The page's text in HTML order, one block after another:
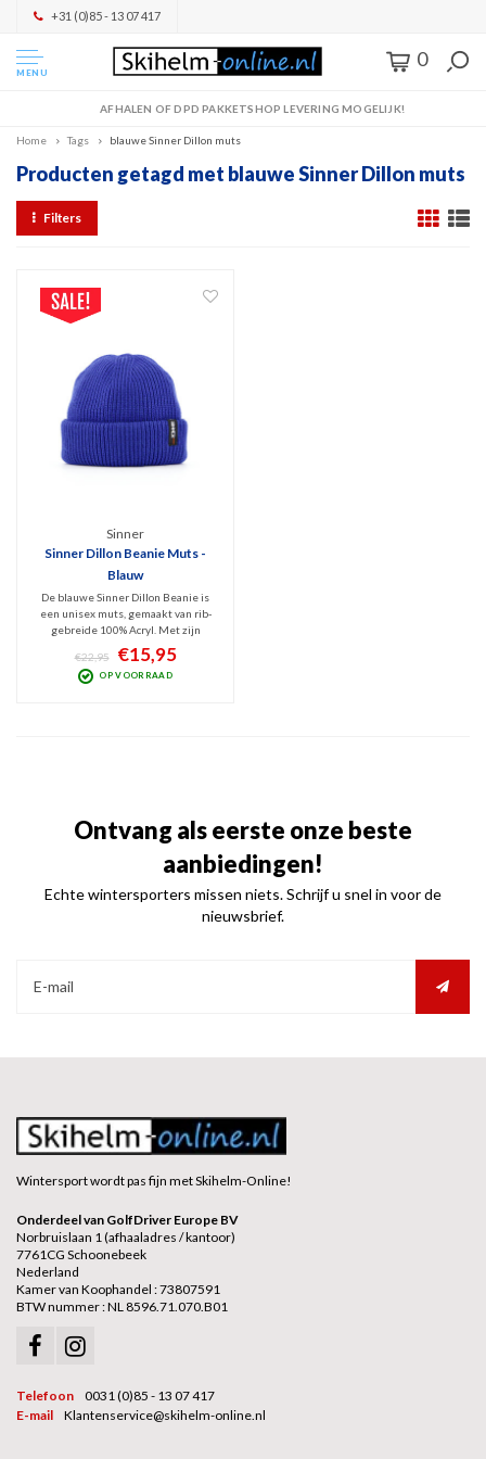
+31 (0)85 - 13 07 417
MENU
0
AFHALEN OF DPD PAKKETSHOP LEVERING MOGELIJK!
Home Tags blauwe Sinner Dillon muts
Producten getagd met blauwe Sinner Dillon muts
Filters
Sinner
Sinner Dillon Beanie Muts -
Blauw
De blauwe Sinner Dillon Beanie is
een unisex muts, gemaakt van rib-
gebreide 100% Acryl. Met zijn
opstaande rand lijkt hij op de Sinner
Havre en heeft hij ook het lederen
Sinner logo als design kenmerk.
€22,95 €15,95
OP VOORRAAD
Ontvang als eerste onze beste
aanbiedingen!
Echte wintersporters missen niets. Schrijf u snel in voor de
nieuwsbrief.
Wintersport wordt pas fijn met Skihelm-Online!
Onderdeel van GolfDriver Europe BV
Norbruislaan 1 (afhaaladres / kantoor)
7761CG Schoonebeek
Nederland
Kamer van Koophandel : 73807591
BTW nummer : NL 8596.71.070.B01
Telefoon
0031 (0)85 - 13 07 417
E-mail
Klantenservice@skihelm-online.nl